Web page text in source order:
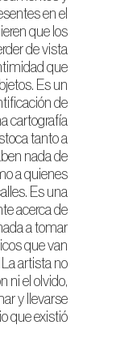
en el
que los
de vista
que
Es un
de
cartografía
tanto a
nada de
a quienes
Es una
acerca de
a tomar
que van
artista no
ni el olvido,
y llevarse
que existió.